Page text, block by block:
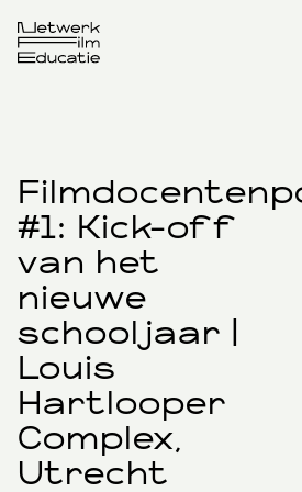
#1: Kick-off
van het
nieuwe
schooljaar |
Louis
Hartlooper
Complex,
Utrecht